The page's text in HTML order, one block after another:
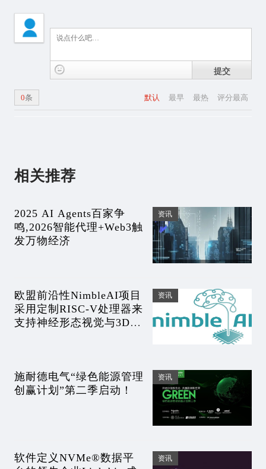
提交
默认 最早 最热 评分最高
0条
相关推荐
2025 AI Agents百家争
鸣,2026智能代理+Web3触
发万物经济
资讯
欧盟前沿性NimbleAI项目
采用定制RISC-V处理器来
支持神经形态视觉与3D集
资讯
施耐德电气“绿色能源管理
创赢计划”第二季启动！
资讯
软件定义NVMe®数据平
资讯